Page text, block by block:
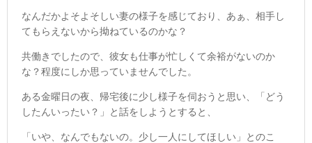
なんだかよそよそしい妻の様子を感じており、あぁ、相手し
てもらえないから拗ねているのかな？
共働きでしたので、彼女も仕事が忙しくて余裕がないのか
な？程度にしか思っていませんでした。
ある金曜日の夜、帰宅後に少し様子を伺おうと思い、「どう
したんいったい？」と話をしようとすると、
「いや、なんでもないの。少し一人にしてほしい」とのこ